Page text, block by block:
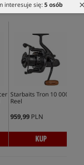
się:5 osób
SERII
Starbaits Tron 10 000
Reel
959,99 PLN
KUP